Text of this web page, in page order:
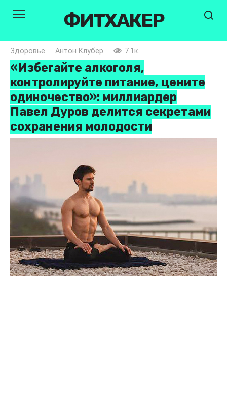
ФИТХАКЕР
Здоровье Антон Клубер 7.1к.
«Избегайте алкоголя,
контролируйте питание, цените
одиночество»: миллиардер
Павел Дуров делится секретами
сохранения молодости